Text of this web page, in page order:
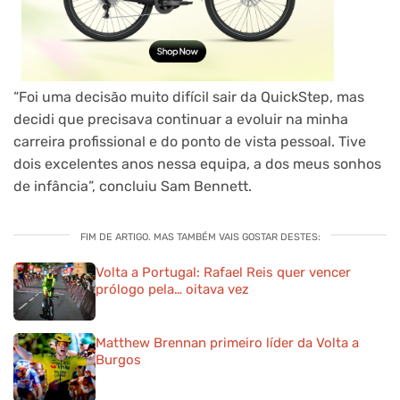
“Foi uma decisão muito difícil sair da QuickStep, mas
decidi que precisava continuar a evoluir na minha
carreira profissional e do ponto de vista pessoal. Tive
dois excelentes anos nessa equipa, a dos meus sonhos
de infância”, concluiu Sam Bennett.
FIM DE ARTIGO. MAS TAMBÉM VAIS GOSTAR DESTES:
Volta a Portugal: Rafael Reis quer vencer
prólogo pela… oitava vez
Matthew Brennan primeiro líder da Volta a
Burgos